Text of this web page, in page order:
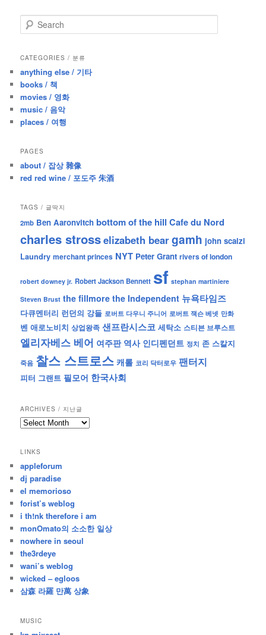
e
r
h
CATEGORIES / 분류
anything else / 기타
books / 책
movies / 영화
music / 음악
places / 여행
PAGES
about / 잡상 雜像
red red wine / 포도주 朱酒
TAGS / 글딱지
2mb Ben Aaronvitch bottom of the hill Cafe du Nord
charles strosselizabeth beargamh john scalzi
Laundry merchant princes NYT Peter Grant rivers of london
robert downey jr. Robert Jackson Bennett sf stephan martiniere
Steven Brust the fillmore the Independent 뉴욕타임즈
다큐멘터리 런던의 강들 로버트 다우니 주니어 로버트 잭슨 베넷 만화
벤 애로노비치 상업왕족 샌프란시스코 세탁소 스티븐 브루스트
엘리자베스 베어 여주판 역사 인디펜던트 정치 존 스칼지
죽음 찰스 스트로스 캐롤 코리 닥터로우 팬터지
피터 그랜트 필모어 한국사회
ARCHIVES / 지난글
archives
난
글
LINKS
appleforum
dj paradise
el memorioso
forist’s weblog
i th!nk therefore i am
monOmato의 소소한 일상
nowhere in seoul
the3rdeye
wani’s weblog
wicked – egloos
삼森 라羅 만萬 상象
MUSIC